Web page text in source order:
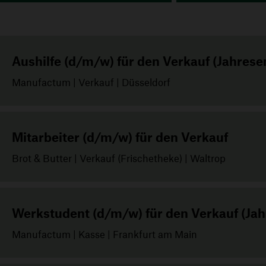
Aushilfe (d/m/w) für den Verkauf
Manufactum | Verkauf | Düsseldorf
Mitarbeiter (d/m/w) für den Verkauf
Brot & Butter | Verkauf (Frischetheke) | Waltrop
Werkstudent (d/m/w) für den Verkauf
Manufactum | Kasse | Frankfurt am Main